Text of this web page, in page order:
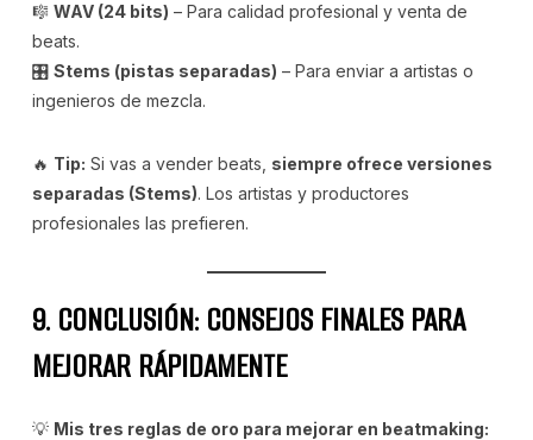
🎼 WAV (24 bits) – Para calidad profesional y venta de
beats.
🎛 Stems (pistas separadas) – Para enviar a artistas o
ingenieros de mezcla.
🔥 Tip: Si vas a vender beats, siempre ofrece versiones
separadas (Stems). Los artistas y productores
profesionales las prefieren.
9. CONCLUSIÓN: CONSEJOS FINALES PARA
MEJORAR RÁPIDAMENTE
💡 Mis tres reglas de oro para mejorar en beatmaking: